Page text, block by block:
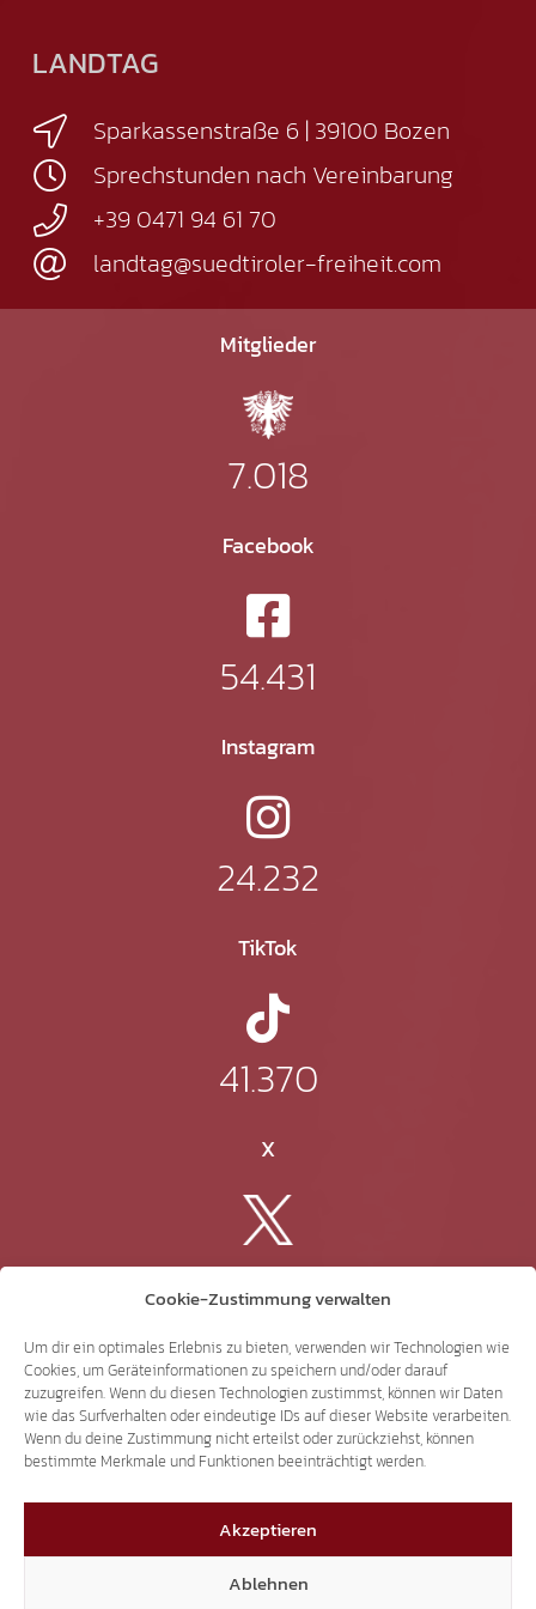
Cookie-Zustimmung verwalten
Um dir ein optimales Erlebnis zu bieten, verwenden wir Technologien wie
Cookies, um Geräteinformationen zu speichern und/oder darauf
zuzugreifen. Wenn du diesen Technologien zustimmst, können wir Daten
wie das Surfverhalten oder eindeutige IDs auf dieser Website verarbeiten.
Wenn du deine Zustimmung nicht erteilst oder zurückziehst, können
bestimmte Merkmale und Funktionen beeinträchtigt werden.
Akzeptieren
Ablehnen
LANDTAG
Sparkassenstraße 6 | 39100 Bozen
Sprechstunden nach Vereinbarung
+39 0471 94 61 70
landtag@suedtiroler-freiheit.com
Mitglieder
7.018
Facebook
54.431
Instagram
24.232
TikTok
41.370
X
3.507
Threads
3.401
YouTube